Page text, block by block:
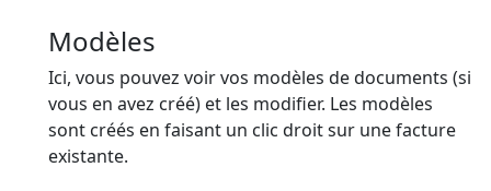
Modèles
Ici, vous pouvez voir vos modèles de documents (si
vous en avez créé) et les modifier. Les modèles
sont créés en faisant un clic droit sur une facture
existante.